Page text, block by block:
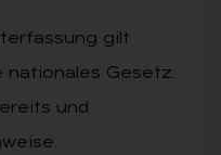
gilt
nationales Gesetz.
und